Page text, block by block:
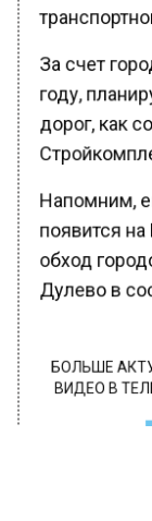
За счет
году,
дорог, как
Напомним,
появится
обход
Дулево в
БОЛЬШЕ
ВИДЕО В